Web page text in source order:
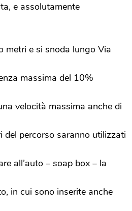
e assolutamente
metri e si snoda lungo Via
massima del 10%
velocità massima anche di
del percorso saranno utilizzati
all’auto – soap box – la
in cui sono inserite anche